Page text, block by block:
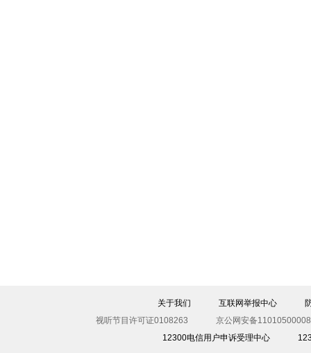
关于我们 互联网举报中心
视听节目许可证0108263
京公网安备
12300电信用户申诉受理中心